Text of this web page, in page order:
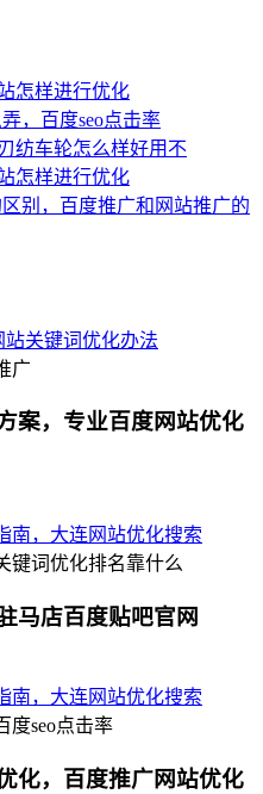
怎样进行优化
，百度seo点击率
纺车轮怎么样好用不
怎样进行优化
别，百度推广和网站推广的
广
案，专业百度网站优化
键词优化排名靠什么
马店百度贴吧官网
度seo点击率
化，百度推广网站优化